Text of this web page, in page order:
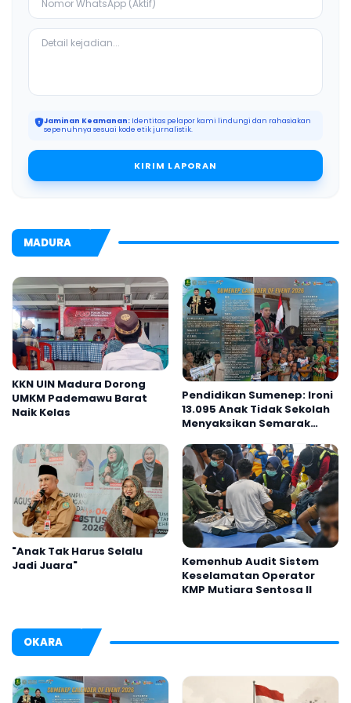
Jaminan Keamanan: Identitas pelapor kami lindungi dan rahasiakan
sepenuhnya sesuai kode etik jurnalistik.
KIRIM LAPORAN
MADURA
KKN UIN Madura Dorong
UMKM Pademawu Barat
Naik Kelas
Pendidikan Sumenep: Ironi
13.095 Anak Tidak Sekolah
Menyaksikan Semarak
2026
"Anak Tak Harus Selalu
Jadi Juara"
Kemenhub Audit Sistem
Keselamatan Operator
KMP Mutiara Sentosa II
OKARA